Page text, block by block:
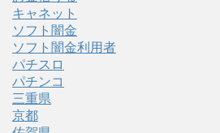
キャネット
ソフト闇金
ソフト闇金利用者
パチスロ
パチンコ
三重県
京都